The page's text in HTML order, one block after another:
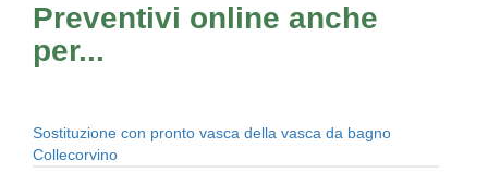
Preventivi online anche
per...
Sostituzione con pronto vasca della vasca da bagno
Collecorvino